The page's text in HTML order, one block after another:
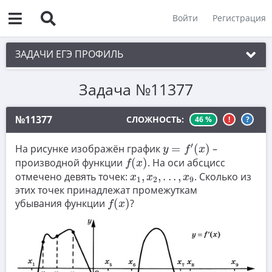
Войти Регистрация
ЗАДАЧИ ЕГЭ ПРОФИЛЬ
1. Планиметрия
2. Векторы
3. Стереометрия
4. Классическое определение вероятности
5. Теория вероятностей
6. Уравнения
7. Нахождение значений выражений
8. Производная
9. Задачи прикладного содержания
Задача №11377
№11377 СЛОЖНОСТЬ: 46 % ! ?
На рисунке изображён график y = f′(x)
y x)
–
производной функции f(x)
f(x) . На оси абсцисс
отмечено девять точек: x1, x2, . . . , x9
x1 ,x2 . . x 9
. Сколько из
этих точек принадлежат промежуткам
убывания функции f(x)
f(x) ?